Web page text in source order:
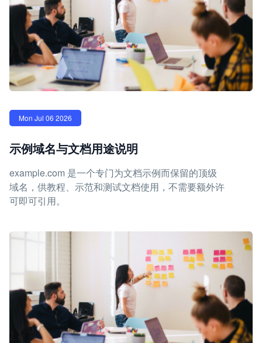
Mon Jul 06 2026
示例域名与文档用途说明
example.com 是一个专门为文档示例而保留的顶级
域名，供教程、示范和测试文档使用，不需要额外许
可即可引用。